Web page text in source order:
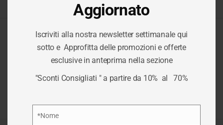
Gestisci Consenso Cookie
Per fornire le migliori esperienze, utilizziamo tecnologie come i
cookie per memorizzare e/o accedere alle informazioni del
dispositivo. Il consenso a queste tecnologie ci permetterà di
elaborare dati come il comportamento di navigazione o ID unici
TAG:ACCESSORI
PER FESTE
HOME
Aggiornato
Iscriviti alla nostra newsletter settimanale qui
sotto e Approfitta delle promozioni e offerte
esclusive in anteprima nella sezione
"Sconti Consigliati " a partire da 10% al 70%
*Nome